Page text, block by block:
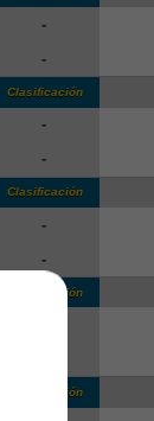
-
-
Clasificación
-
-
Clasificación
-
-
Clasificación
Clasificación